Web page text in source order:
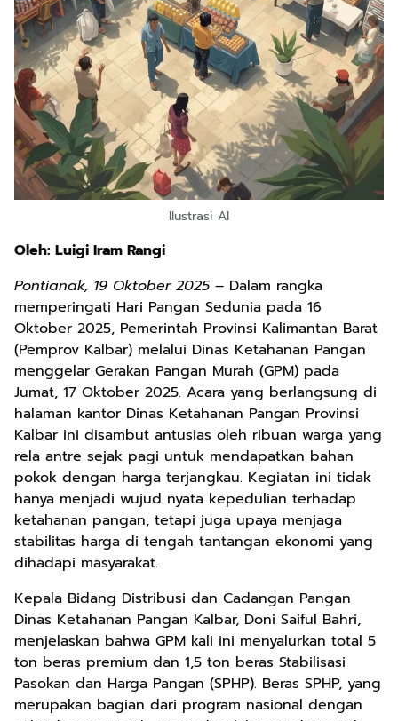
Ilustrasi AI
Oleh: Luigi Iram Rangi
Pontianak, 19 Oktober 2025 – Dalam rangka
memperingati Hari Pangan Sedunia pada 16
Oktober 2025, Pemerintah Provinsi Kalimantan Barat
(Pemprov Kalbar) melalui Dinas Ketahanan Pangan
menggelar Gerakan Pangan Murah (GPM) pada
Jumat, 17 Oktober 2025. Acara yang berlangsung di
halaman kantor Dinas Ketahanan Pangan Provinsi
Kalbar ini disambut antusias oleh ribuan warga yang
rela antre sejak pagi untuk mendapatkan bahan
pokok dengan harga terjangkau. Kegiatan ini tidak
hanya menjadi wujud nyata kepedulian terhadap
ketahanan pangan, tetapi juga upaya menjaga
stabilitas harga di tengah tantangan ekonomi yang
dihadapi masyarakat.
Kepala Bidang Distribusi dan Cadangan Pangan
Dinas Ketahanan Pangan Kalbar, Doni Saiful Bahri,
menjelaskan bahwa GPM kali ini menyalurkan total 5
ton beras premium dan 1,5 ton beras Stabilisasi
Pasokan dan Harga Pangan (SPHP). Beras SPHP, yang
merupakan bagian dari program nasional dengan